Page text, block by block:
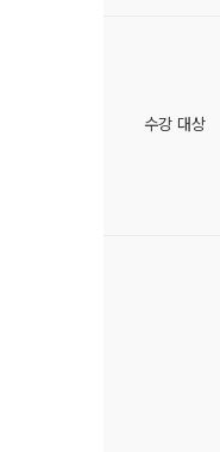
수강 대상